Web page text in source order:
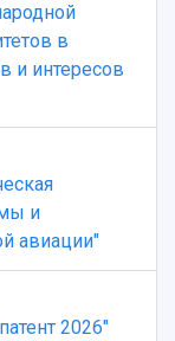
в
и интересов
и
авиации"
2026"